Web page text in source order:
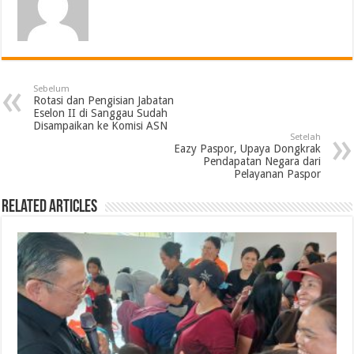
Sebelum
Rotasi dan Pengisian Jabatan
Eselon II di Sanggau Sudah
Disampaikan ke Komisi ASN
Setelah
Eazy Paspor, Upaya Dongkrak
Pendapatan Negara dari
Pelayanan Paspor
Related Articles